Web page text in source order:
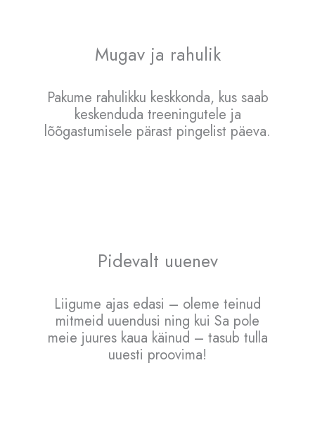
Mugav ja rahulik
Pakume rahulikku keskkonda, kus saab
keskenduda treeningutele ja
lõõgastumisele pärast pingelist päeva.
Pidevalt uuenev
Liigume ajas edasi – oleme teinud
mitmeid uuendusi ning kui Sa pole
meie juures kaua käinud – tasub tulla
uuesti proovima!